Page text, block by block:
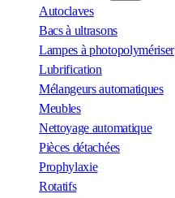
Autoclaves
Bacs à ultrasons
Lampes à photopolymériser
Lubrification
Mélangeurs automatiques
Meubles
Nettoyage automatique
Pièces détachées
Prophylaxie
Rotatifs